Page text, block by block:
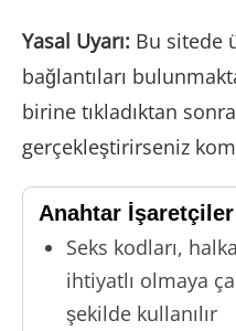
Yasal Uyarı: Bu sitede
bağlantıları
birine tıkladıktan
gerçekleştirirseniz
Anahtar İşaretçiler
Seks kodları,
ihtiyatlı olmaya
şekilde kullanılır